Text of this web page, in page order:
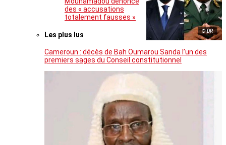
© DR
des « accusations
totalement fausses »
Les plus lus
Cameroun : décès de Bah Oumarou Sanda l’un des
premiers sages du Conseil constitutionnel